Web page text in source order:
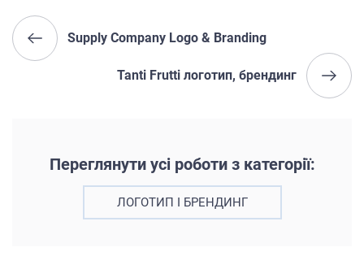
Supply Company Logo & Branding
Tanti Frutti логотип, брендинг
Переглянути усі роботи з категорії:
ЛОГОТИП І БРЕНДИНГ